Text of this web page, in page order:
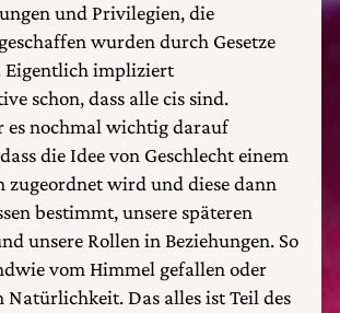
und Privilegien, die
wurden durch Gesetze
Eigentlich impliziert
schon, dass alle cis sind.
es nochmal wichtig darauf
die Idee von Geschlecht einem
zugeordnet wird und diese dann
bestimmt, unsere späteren
unsere Rollen in Beziehungen. So
vom Himmel gefallen oder
Natürlichkeit. Das alles ist Teil des